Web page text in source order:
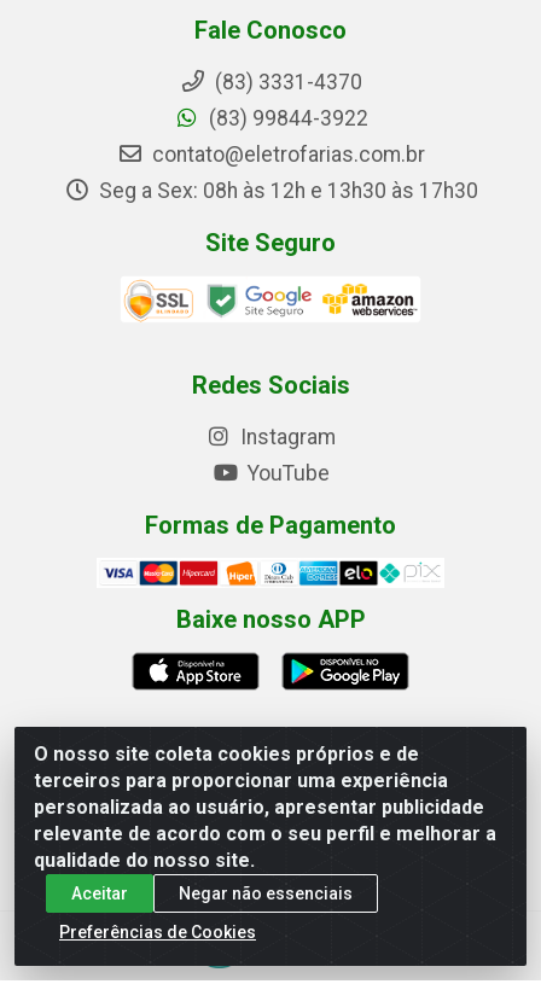
O nosso site coleta cookies próprios e de
terceiros para proporcionar uma experiência
personalizada ao usuário, apresentar publicidade
relevante de acordo com o seu perfil e melhorar a
qualidade do nosso site.
Aceitar
Negar não essenciais
Preferências de Cookies
Fale Conosco
(83) 3331-4370
(83) 99844-3922
contato@eletrofarias.com.br
Seg a Sex: 08h às 12h e 13h30 às 17h30
Site Seguro
Redes Sociais
Instagram
YouTube
Formas de Pagamento
Baixe nosso APP
Eletrofarias Materiais Eletricos - Av. Jorn. Assis
Chateaubriand, 2500 - Distrito Industrial, Campina
Grande/PB - CEP 58.410-062 - CNPJ 12.110.462/0001-